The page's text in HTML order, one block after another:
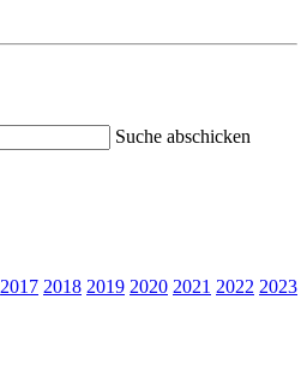
Suche abschicken
2017 2018 2019 2020 2021 2022 2023